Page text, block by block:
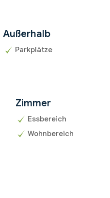
Außerhalb
Parkplätze
Zimmer
Essbereich
Wohnbereich